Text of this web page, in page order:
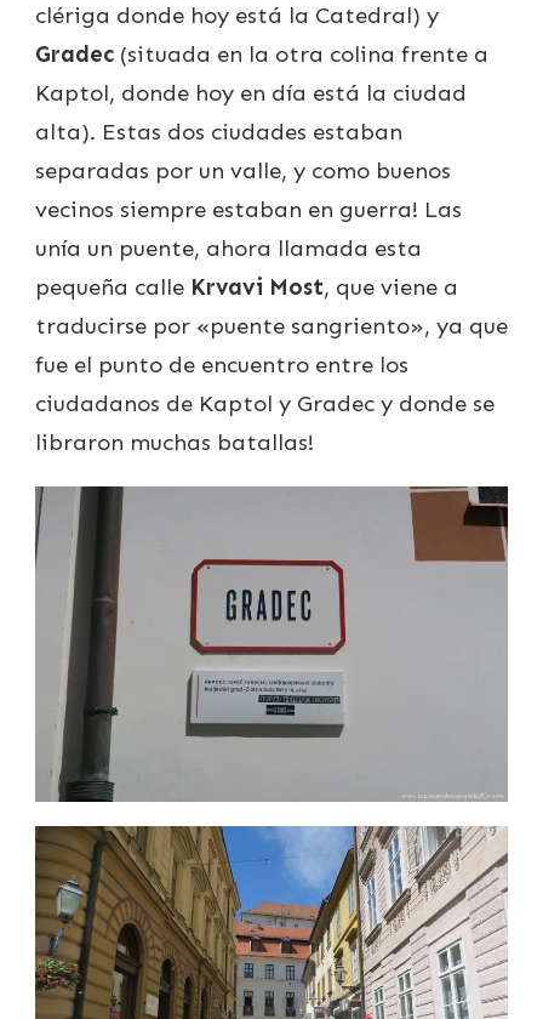
clériga donde hoy está la Catedral) y
Gradec (situada en la otra colina frente a
Kaptol, donde hoy en día está la ciudad
alta). Estas dos ciudades estaban
separadas por un valle, y como buenos
vecinos siempre estaban en guerra! Las
unía un puente, ahora llamada esta
pequeña calle Krvavi Most, que viene a
traducirse por «puente sangriento», ya que
fue el punto de encuentro entre los
ciudadanos de Kaptol y Gradec y donde se
libraron muchas batallas!